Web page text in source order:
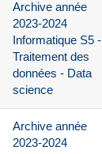
Archive année
2023-2024
Informatique S5 -
Traitement des
données - Data
science
Archive année
2023-2024